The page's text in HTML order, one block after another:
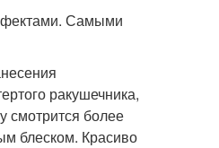
Самыми
ракушечника,
смотрится более
блеском. Красиво